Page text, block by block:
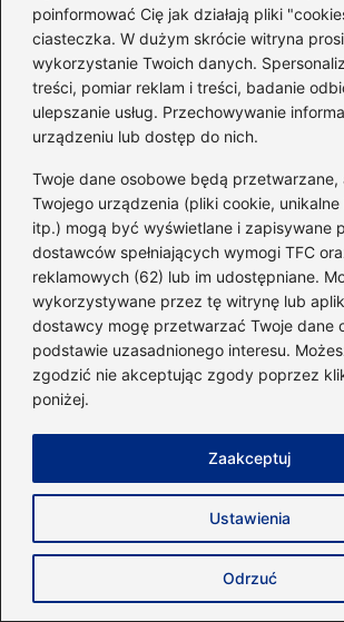
poinformować Cię jak działają pliki
ciasteczka. W dużym skrócie witryna
wykorzystanie Twoich danych.
treści, pomiar reklam i treści, badanie
ulepszanie usług. Przechowywanie
urządzeniu lub dostęp do nich.
Twoje dane osobowe będą przetwarzane,
Twojego urządzenia (pliki cookie,
itp.) mogą być wyświetlane i zapisywane
dostawców spełniających wymogi TFC
reklamowych (62) lub im udostępniane.
wykorzystywane przez tę witrynę lub
dostawcy mogę przetwarzać Twoje dane
podstawie uzasadnionego interesu.
zgodzić nie akceptując zgody poprzez
poniżej.
Ustawienia
Odrzuć
Zaakceptuj
Fitness
Odkryj
działają
treningu i
życiu
Trening
cardio: co
lepszych
wybrać, aby
mięśnie?
Ile mięśni